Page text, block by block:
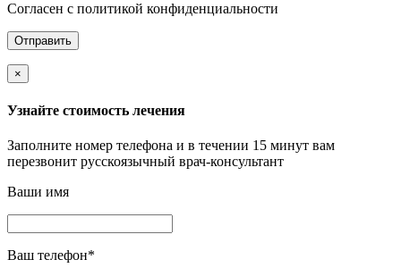
Согласен с политикой конфиденциальности
×
Узнайте стоимость лечения
Заполните номер телефона и в течении 15 минут вам
перезвонит русскоязычный врач-консультант
Ваши имя
Ваш телефон*